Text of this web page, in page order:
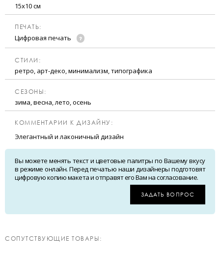
15х10 см
ПЕЧАТЬ:
Цифровая печать
CТИЛИ:
ретро, арт-деко, минимализм, типографика
CЕЗОНЫ:
зима, весна, лето, осень
КОММЕНТАРИИ К ДИЗАЙНУ:
Элегантный и лаконичный дизайн
Вы можете менять текст и цветовые палитры по Вашему вкусу
в режиме онлайн. Перед печатью наши дизайнеры подготовят
цифровую копию макета и отправят его Вам на согласование.
ЗАДАТЬ ВОПРОС
CОПУТСТВУЮЩИЕ ТОВАРЫ: